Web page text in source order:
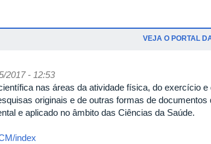
VEJA O PORTAL
2017 - 12:53
nas áreas da atividade física, do exercício e
originais e de outras formas de documentos
e aplicado no âmbito das Ciências da Saúde.
index